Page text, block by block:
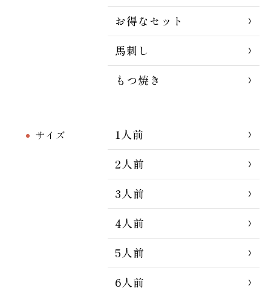
お得なセット
馬刺し
もつ焼き
サイズ
1人前
2人前
3人前
4人前
5人前
6人前